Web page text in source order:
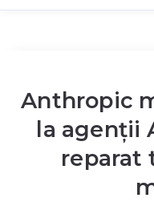
Anthropic
la agenții
reparat